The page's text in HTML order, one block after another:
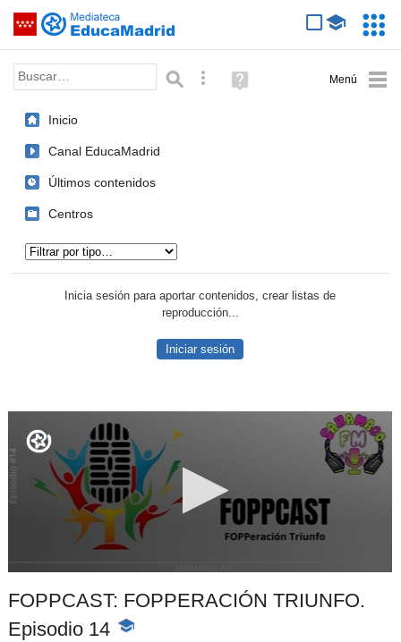
Saltar navegación
Palabra o frase: Búsqueda avanzada
Ayuda
(en
Inicio
Canal EducaMadrid
Últimos contenidos
Centros
Inicia sesión para aportar contenidos, crear listas de
reproducción...
Iniciar sesión
FOPPCAST: FOPPERACIÓN TRIUNFO.
Episodio 14 -